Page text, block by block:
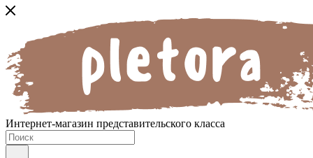
Интернет-магазин представительского класса